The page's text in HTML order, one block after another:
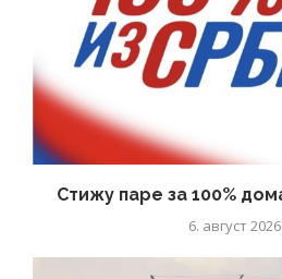
Стижу паре за 100%
6. август 2026.